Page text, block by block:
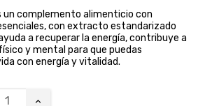
un complemento alimenticio con
con extracto estandarizado
a recuperar la energía, contribuye a
y mental para que puedas
con energía y vitalidad.